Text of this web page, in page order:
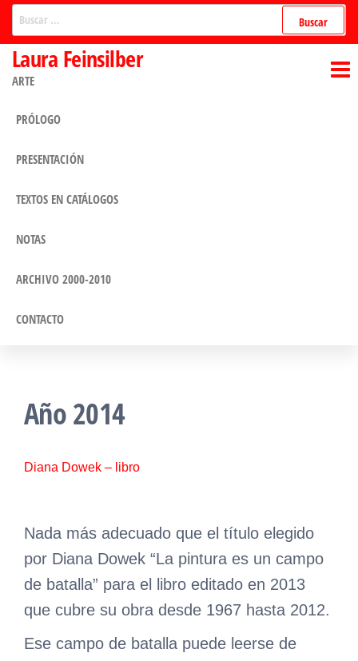
Saltar
contenido
Laura Feinsilber
ARTE
PRÓLOGO
PRESENTACIÓN
TEXTOS EN CATÁLOGOS
NOTAS
ARCHIVO 2000-2010
CONTACTO
Año 2014
Diana Dowek – libro
Nada más adecuado que el título elegido
por Diana Dowek “La pintura es un campo
de batalla” para el libro editado en 2013
que cubre su obra desde 1967 hasta 2012.
Ese campo de batalla puede leerse de